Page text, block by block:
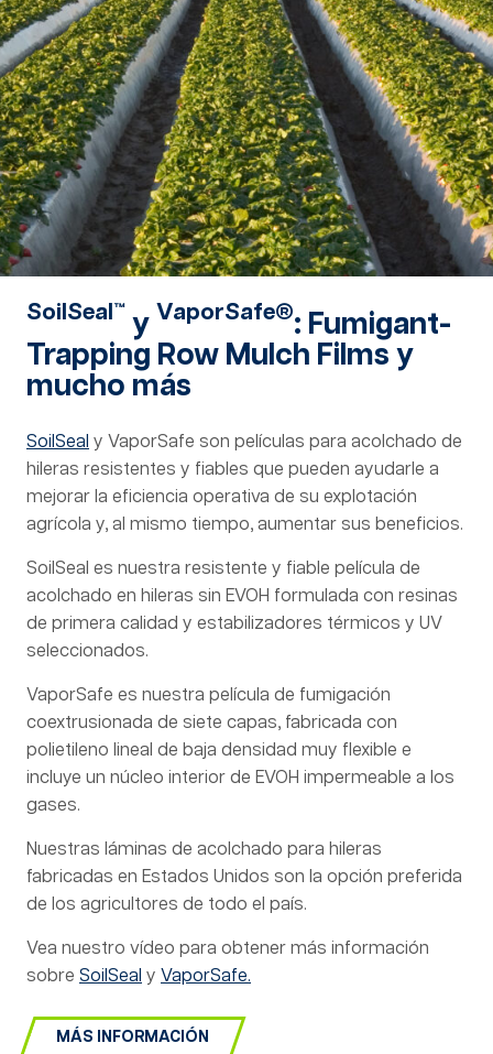
SoilSeal™ y VaporSafe®: Fumigant-
Trapping Row Mulch Films y
mucho más
SoilSeal y VaporSafe son películas para acolchado de
hileras resistentes y fiables que pueden ayudarle a
mejorar la eficiencia operativa de su explotación
agrícola y, al mismo tiempo, aumentar sus beneficios.
SoilSeal es nuestra resistente y fiable película de
acolchado en hileras sin EVOH formulada con resinas
de primera calidad y estabilizadores térmicos y UV
seleccionados.
VaporSafe es nuestra película de fumigación
coextrusionada de siete capas, fabricada con
polietileno lineal de baja densidad muy flexible e
incluye un núcleo interior de EVOH impermeable a los
gases.
Nuestras láminas de acolchado para hileras
fabricadas en Estados Unidos son la opción preferida
de los agricultores de todo el país.
Vea nuestro vídeo para obtener más información
sobre SoilSeal y VaporSafe.
MÁS INFORMACIÓN